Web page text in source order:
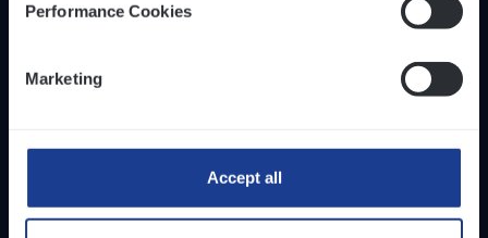
Performance Cookies
Marketing
Accept all
Duur­zaam­heid
Diver­si­teit, gelijk­waar­dig­heid en inclusie
Part­ner­ships